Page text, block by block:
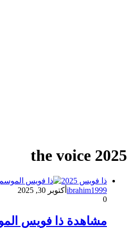
the voice 2025
ذا فويس 2025
ibrahim1999 أكتوبر 30, 2025
0
مشاهدة ذا فويس الموسم